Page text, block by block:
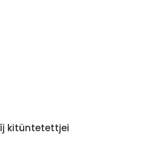
kitüntetettjei